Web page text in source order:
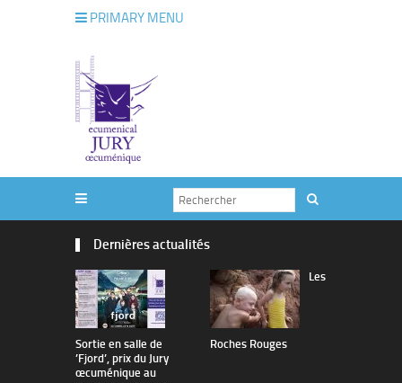
PRIMARY MENU
Dernières actualités
Sortie en salle de
’Fjord’, prix du Jury
œcuménique au
Les
Roches Rouges